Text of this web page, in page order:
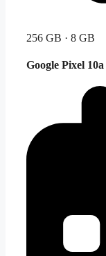
256 GB · 8 GB
Google Pixel 10a